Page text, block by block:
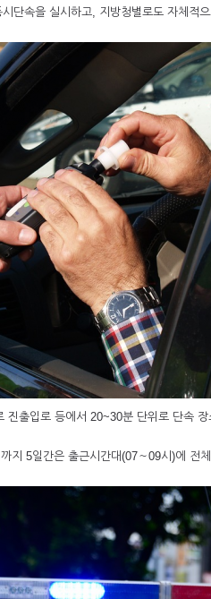
단속을 실시하고, 지방청별로도 자체적
출입로 등에서 20~30분 단위로 단속
5일간은 출근시간대(07～09시)에